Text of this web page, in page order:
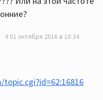
01 октября 2016 в 10:34